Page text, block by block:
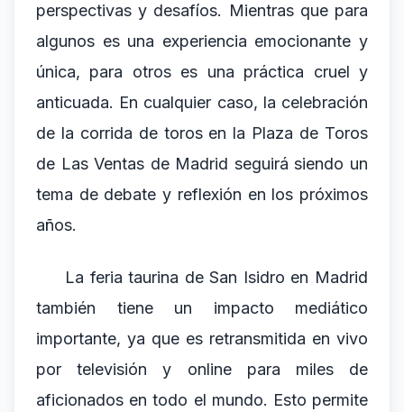
perspectivas y desafíos. Mientras que para
algunos es una experiencia emocionante y
única, para otros es una práctica cruel y
anticuada. En cualquier caso, la celebración
de la corrida de toros en la Plaza de Toros
de Las Ventas de Madrid seguirá siendo un
tema de debate y reflexión en los próximos
años.
La feria taurina de San Isidro en Madrid
también tiene un impacto mediático
importante, ya que es retransmitida en vivo
por televisión y online para miles de
aficionados en todo el mundo. Esto permite